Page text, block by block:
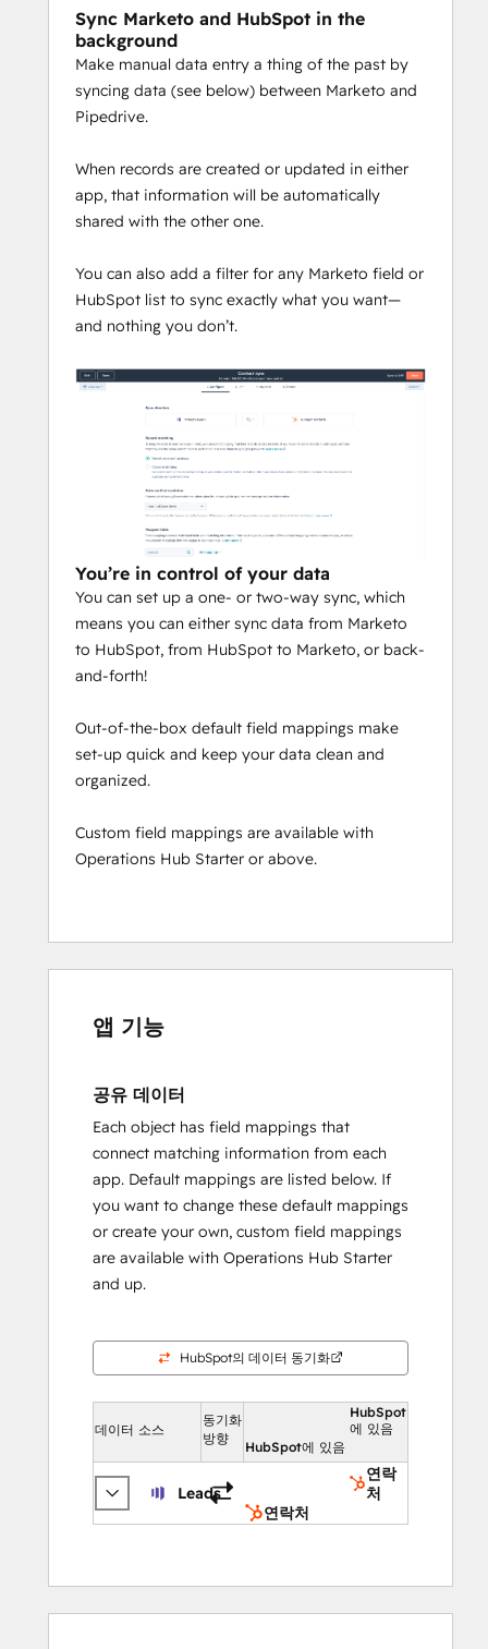
Sync Marketo and HubSpot in the
background
Make manual data entry a thing of the past by
syncing data (see below) between Marketo and
Pipedrive.
When records are created or updated in either
app, that information will be automatically
shared with the other one.
You can also add a filter for any Marketo field or
HubSpot list to sync exactly what you want—
and nothing you don’t.
You’re in control of your data
You can set up a one- or two-way sync, which
means you can either sync data from Marketo
to HubSpot, from HubSpot to Marketo, or back-
and-forth!
Out-of-the-box default field mappings make
set-up quick and keep your data clean and
organized.
Custom field mappings are available with
Operations Hub Starter or above.
앱 기능
공유 데이터
Each object has field mappings that
connect matching information from each
app. Default mappings are listed below. If
you want to change these default mappings
or create your own, custom field mappings
are available with Operations Hub Starter
and up.
HubSpot의 데이터 동기화
데이터 소스
동기화
방향
HubSpot
에 있음
HubSpot에 있음
Leads
연락
처
연락처